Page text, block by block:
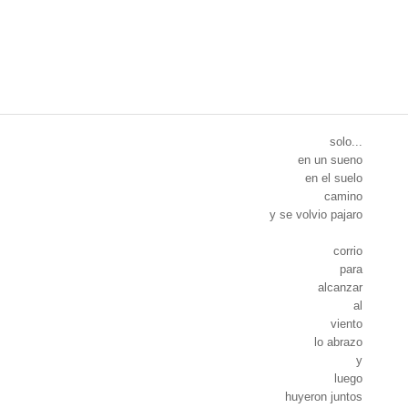
solo...
en un sueno
en el suelo
camino
y se volvio pajaro
corrio
para
alcanzar
al
viento
lo abrazo
y
luego
huyeron juntos